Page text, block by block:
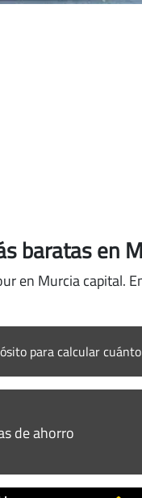
baratas en
en Murcia capital.
para calcular
de ahorro